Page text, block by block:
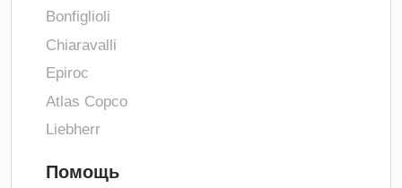
Bonfiglioli
Chiaravalli
Epiroc
Atlas Copco
Liebherr
Помощь